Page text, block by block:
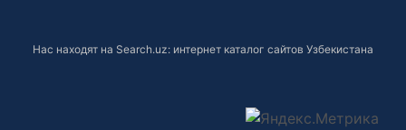
Нас находят на Search.uz: интернет каталог сайтов Узбекистана